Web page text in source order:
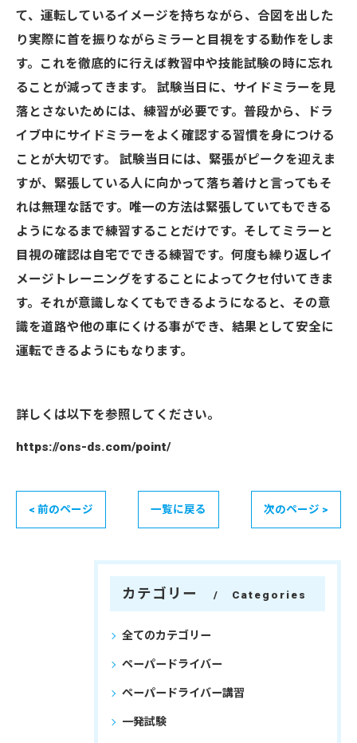
て、運転しているイメージを持ちながら、合図を出した
り実際に首を振りながらミラーと目視をする動作をしま
す。これを徹底的に行えば教習中や技能試験の時に忘れ
ることが減ってきます。 試験当日に、サイドミラーを見
落とさないためには、練習が必要です。普段から、ドラ
イブ中にサイドミラーをよく確認する習慣を身につける
ことが大切です。 試験当日には、緊張がピークを迎えま
すが、緊張している人に向かって落ち着けと言ってもそ
れは無理な話です。唯一の方法は緊張していてもできる
ようになるまで練習することだけです。そしてミラーと
目視の確認は自宅でできる練習です。何度も繰り返しイ
メージトレーニングをすることによってクセ付いてきま
す。それが意識しなくてもできるようになると、その意
識を道路や他の車にくける事ができ、結果として安全に
運転できるようにもなります。
詳しくは以下を参照してください。
https://ons-ds.com/point/
< 前のページ 一覧に戻る 次のページ >
カテゴリー Categories
全てのカテゴリー
ペーパードライバー
ペーパードライバー講習
一発試験